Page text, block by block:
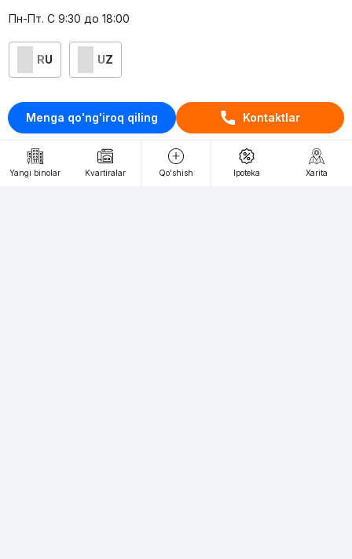
Menga qo'ng'iroq qiling Kontaktlar
Yangi binolar Kvartiralar Qo'shish Ipoteka Xarita
Пн-Пт. С 9:30 до 18:00
RU UZ
Kontaktlar
loyiha haqida
Webnow © loyihasi